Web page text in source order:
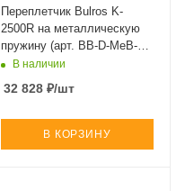
Переплетчик Bulros K-
2500R на металлическую
пружину (арт. BB-D-MeB-
250R-yes-rou-Ma)
В наличии
32 828₽/шт
В КОРЗИНУ